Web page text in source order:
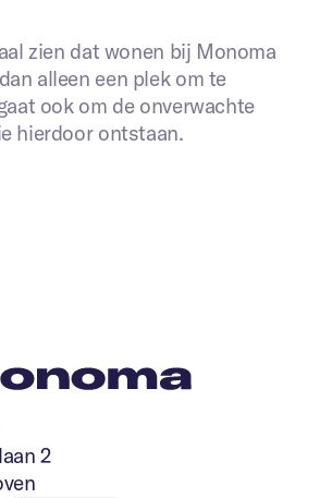
zien dat wonen bij Monoma
alleen een plek om te
ook om de onverwachte
hierdoor ontstaan.
2